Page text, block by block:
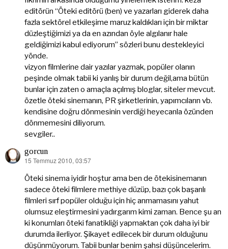
editörün “Öteki editörü (ben) ve yazarları giderek daha
fazla sektörel etkileşime maruz kaldıkları için bir miktar
düzleştiğimizi ya da en azından öyle algılanır hale
geldiğimizi kabul ediyorum” sözleri bunu destekleyici
yönde.
vizyon filmlerine dair yazılar yazmak, popüler olanın
peşinde olmak tabii ki yanlış bir durum değil,ama bütün
bunlar için zaten o amaçla açılmış bloglar, siteler mevcut.
özetle öteki sinemanın, PR şirketlerinin, yapımcıların vb.
kendisine doğru dönmesinin verdiği heyecanla özünden
dönmemesini diliyorum.
sevgiler..
gorcun
dedi
ki:
15 Temmuz 2010, 03:57
Öteki sinema iyidir hoştur ama ben de ötekisinemanın
sadece öteki filmlere methiye düzüp, bazı çok başarılı
filmleri sırf popüler olduğu için hiç anmamasını yahut
olumsuz eleştirmesini yadırgarım kimi zaman. Bence şu an
ki konumları öteki fanatikliği yapmaktan çok daha iyi bir
durumda ilerliyor. Şikayet edilecek bir durum olduğunu
düşünmüyorum. Tabii bunlar benim şahsi düşüncelerim.